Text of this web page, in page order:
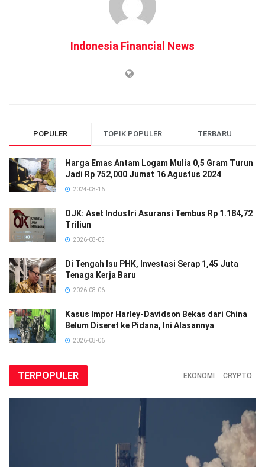
Indonesia Financial News
POPULER TOPIK POPULER TERBARU
Harga Emas Antam Logam Mulia 0,5 Gram Turun
Jadi Rp 752,000 Jumat 16 Agustus 2024
2024-08-16
OJK: Aset Industri Asuransi Tembus Rp 1.184,72
Triliun
2026-08-05
Di Tengah Isu PHK, Investasi Serap 1,45 Juta
Tenaga Kerja Baru
2026-08-06
Kasus Impor Harley-Davidson Bekas dari China
Belum Diseret ke Pidana, Ini Alasannya
2026-08-06
TERPOPULER EKONOMI CRYPTO